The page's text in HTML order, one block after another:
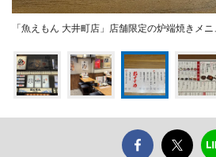
「魚えもん 大井町店」店舗限定の炉端焼きメ